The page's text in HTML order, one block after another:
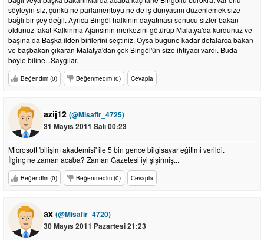
söyleyin siz, çünkü ne parlamentoyu ne de iş dünyasını düzenlemek size
bağlı bir şey değil. Ayrıca Bingöl halkının dayatması sonucu sizler bakan
oldunuz fakat Kalkınma Ajansının merkezini götürüp Malatya'da kurdunuz ve
başına da Başka ilden birilerini seçtiniz. Oysa bugüne kadar defalarca bakan
ve başbakan çıkaran Malatya'dan çok Bingöl'ün size ihtiyacı vardı. Buda
böyle biline...Saygılar.
Beğendim (0) Beğenmedim (0) Cevapla
azij12 (@Misafir_4725)
31 Mayıs 2011 Salı 00:23
Microsoft 'bilişim akademisi' ile 5 bin gence bilgisayar eğitimi verildi.
İlginç ne zaman acaba? Zaman Gazetesi iyi şişirmiş...
Beğendim (0) Beğenmedim (0) Cevapla
ax (@Misafir_4720)
30 Mayıs 2011 Pazartesi 21:23